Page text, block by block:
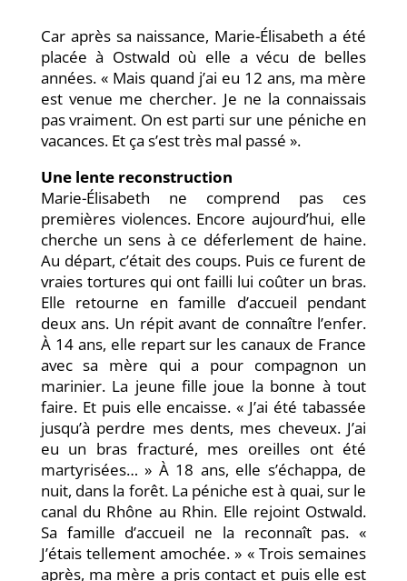
Car après sa naissance, Marie-Élisabeth a été
placée à Ostwald où elle a vécu de belles
années. « Mais quand j’ai eu 12 ans, ma mère
est venue me chercher. Je ne la connaissais
pas vraiment. On est parti sur une péniche en
vacances. Et ça s’est très mal passé ».
Une lente reconstruction
Marie-Élisabeth ne comprend pas ces
premières violences. Encore aujourd’hui, elle
cherche un sens à ce déferlement de haine.
Au départ, c’était des coups. Puis ce furent de
vraies tortures qui ont failli lui coûter un bras.
Elle retourne en famille d’accueil pendant
deux ans. Un répit avant de connaître l’enfer.
À 14 ans, elle repart sur les canaux de France
avec sa mère qui a pour compagnon un
marinier. La jeune fille joue la bonne à tout
faire. Et puis elle encaisse. « J’ai été tabassée
jusqu’à perdre mes dents, mes cheveux. J’ai
eu un bras fracturé, mes oreilles ont été
martyrisées… » À 18 ans, elle s’échappa, de
nuit, dans la forêt. La péniche est à quai, sur le
canal du Rhône au Rhin. Elle rejoint Ostwald.
Sa famille d’accueil ne la reconnaît pas. «
J’étais tellement amochée. » « Trois semaines
après, ma mère a pris contact et puis elle est